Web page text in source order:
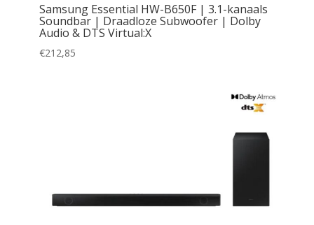
Samsung Essential HW-B650F | 3.1-kanaals
Soundbar | Draadloze Subwoofer | Dolby
Audio & DTS Virtual:X
€212,85